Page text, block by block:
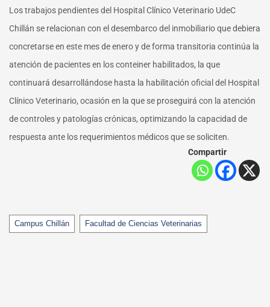
Los trabajos pendientes del Hospital Clínico Veterinario UdeC
Chillán se relacionan con el desembarco del inmobiliario que debiera
concretarse en este mes de enero y de forma transitoria continúa la
atención de pacientes en los conteiner habilitados, la que
continuará desarrollándose hasta la habilitación oficial del Hospital
Clínico Veterinario, ocasión en la que se proseguirá con la atención
de controles y patologías crónicas, optimizando la capacidad de
respuesta ante los requerimientos médicos que se soliciten.
Compartir
Tags
Campus Chillán Facultad de Ciencias Veterinarias